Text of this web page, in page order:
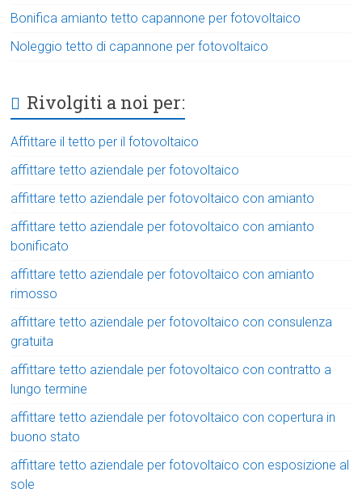
Bonifica amianto tetto capannone per fotovoltaico
Noleggio tetto di capannone per fotovoltaico
Rivolgiti a noi per:
Affittare il tetto per il fotovoltaico
affittare tetto aziendale per fotovoltaico
affittare tetto aziendale per fotovoltaico con amianto
affittare tetto aziendale per fotovoltaico con amianto
bonificato
affittare tetto aziendale per fotovoltaico con amianto
rimosso
affittare tetto aziendale per fotovoltaico con consulenza
gratuita
affittare tetto aziendale per fotovoltaico con contratto a
lungo termine
affittare tetto aziendale per fotovoltaico con copertura in
buono stato
affittare tetto aziendale per fotovoltaico con esposizione al
sole